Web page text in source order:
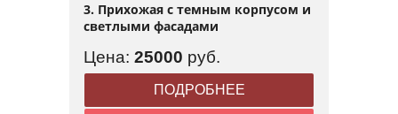
3. Прихожая с темным корпусом и
светлыми фасадами
Цена: 25000 руб.
ПОДРОБНЕЕ